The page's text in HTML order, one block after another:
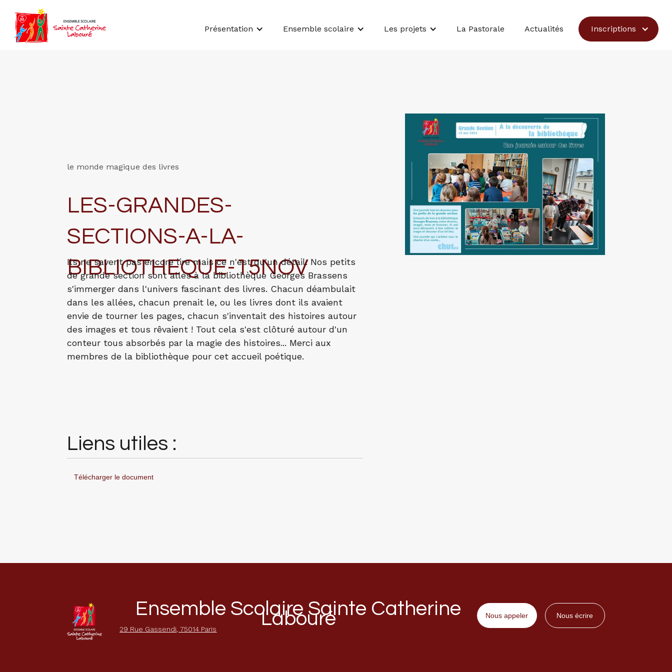
Présentation Ensemble scolaire Les projets La Pastorale Actualités Inscriptions
le monde magique des livres
LES-GRANDES-
SECTIONS-A-LA-
BIBLIOTHEQUE-15NOV
Ils ne savent pas encore lire mais ce n'est qu'un détail. Nos petits
de grande section sont allés à la bibliothèque Georges Brassens
s'immerger dans l'univers fascinant des livres. Chacun déambulait
dans les allées, chacun prenait le, ou les livres dont ils avaient
envie de tourner les pages, chacun s'inventait des histoires autour
des images et tous rêvaient ! Tout cela s'est clôturé autour d'un
conteur tous absorbés par la magie des histoires... Merci aux
membres de la bibliothèque pour cet accueil poétique.
Liens utiles :
Télécharger le document
Ensemble Scolaire Sainte Catherine
Labouré
29 Rue Gassendi, 75014 Paris
Nous appeler Nous écrire